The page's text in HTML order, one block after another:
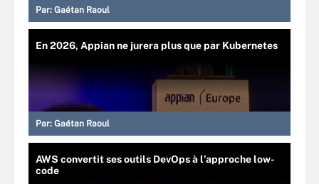
Par: Gaétan Raoul
En 2026, Appian ne jurera plus que par Kubernetes
Par: Gaétan Raoul
AWS convertit ses outils DevOps à l’approche low-
code